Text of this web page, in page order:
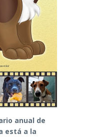
anual de
está a la